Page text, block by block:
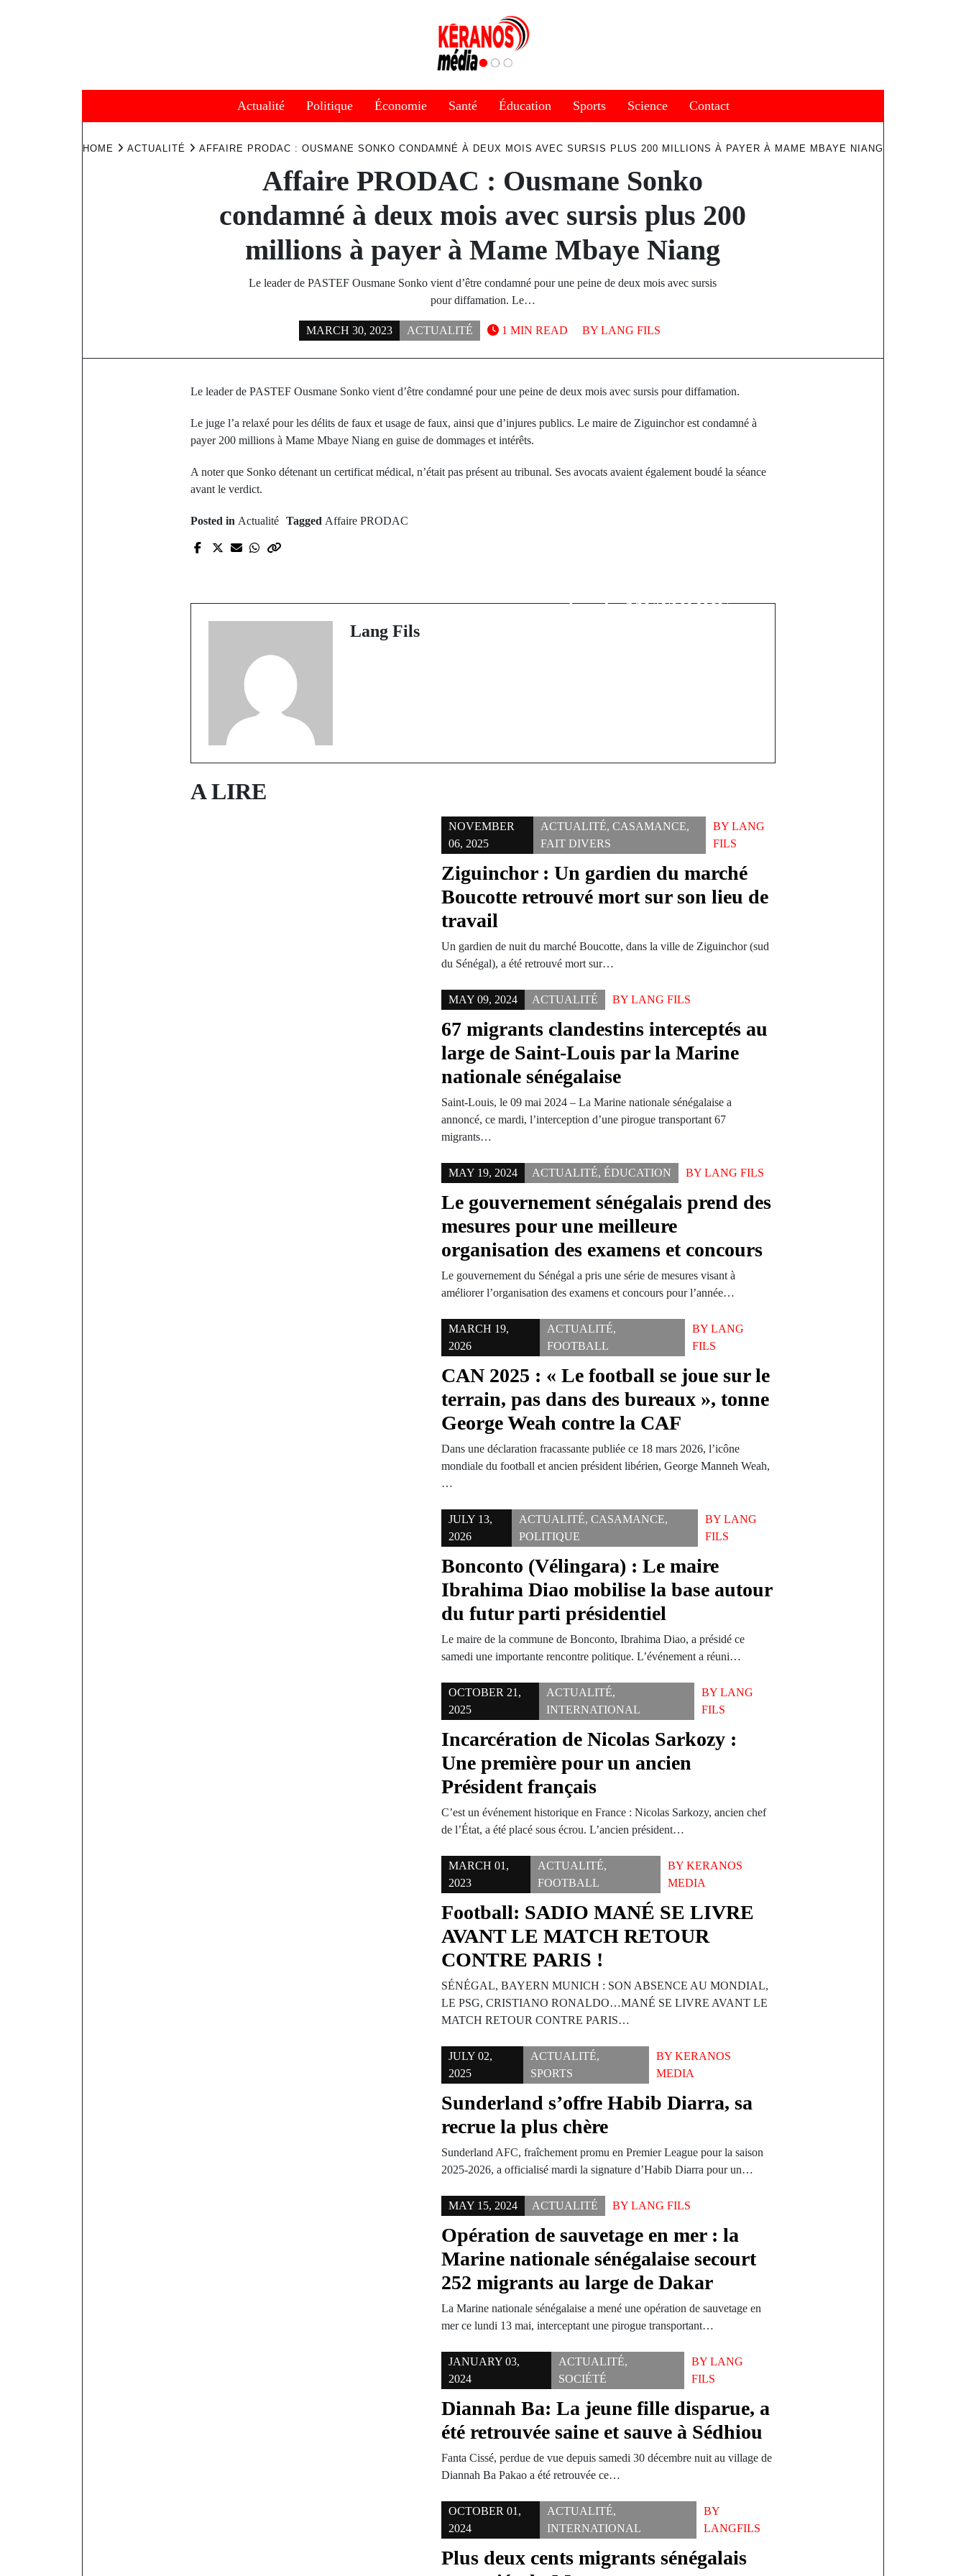
Actualité Politique Économie Santé Éducation Sports Science Contact
HOME ACTUALITÉ AFFAIRE PRODAC : OUSMANE SONKO CONDAMNÉ À DEUX MOIS AVEC SURSIS PLUS 200 MILLIONS À PAYER À MAME MBAYE NIANG
Affaire PRODAC : Ousmane Sonko
condamné à deux mois avec sursis plus 200
millions à payer à Mame Mbaye Niang
Le leader de PASTEF Ousmane Sonko vient d’être condamné pour une peine de deux mois avec sursis
pour diffamation. Le…
MARCH 30, 2023 ACTUALITÉ BY LANG FILS
1 MIN READ
Le leader de PASTEF Ousmane Sonko vient d’être condamné pour une peine de deux mois avec sursis pour diffamation.
Le juge l’a relaxé pour les délits de faux et usage de faux, ainsi que d’injures publics. Le maire de Ziguinchor est condamné à
payer 200 millions à Mame Mbaye Niang en guise de dommages et intérêts.
A noter que Sonko détenant un certificat médical, n’était pas présent au tribunal. Ses avocats avaient également boudé la séance
avant le verdict.
Posted in Actualité Tagged Affaire PRODAC
"
réactive la MÉTHODE
Lang Fils
A LIRE
NOVEMBER
06, 2025
ACTUALITÉ,CASAMANCE,
FAIT DIVERS
BY LANG
FILS
Ziguinchor : Un gardien du marché
Boucotte retrouvé mort sur son lieu de
travail
Un gardien de nuit du marché Boucotte, dans la ville de Ziguinchor (sud
du Sénégal), a été retrouvé mort sur…
MAY 09, 2024 ACTUALITÉ BYLANG FILS
67 migrants clandestins interceptés au
large de Saint-Louis par la Marine
nationale sénégalaise
Saint-Louis, le 09 mai 2024 – La Marine nationale sénégalaise a
annoncé, ce mardi, l’interception d’une pirogue transportant 67
migrants…
MAY 19, 2024 ACTUALITÉ,ÉDUCATION BYLANG FILS
Le gouvernement sénégalais prend des
mesures pour une meilleure
organisation des examens et concours
Le gouvernement du Sénégal a pris une série de mesures visant à
améliorer l’organisation des examens et concours pour l’année…
MARCH 19,
2026
ACTUALITÉ,
FOOTBALL
BY LANG
FILS
CAN 2025 : « Le football se joue sur le
terrain, pas dans des bureaux », tonne
George Weah contre la CAF
Dans une déclaration fracassante publiée ce 18 mars 2026, l’icône
mondiale du football et ancien président libérien, George Manneh Weah,
…
JULY 13,
2026
ACTUALITÉ,CASAMANCE,
POLITIQUE
BYLANG
FILS
Bonconto (Vélingara) : Le maire
Ibrahima Diao mobilise la base autour
du futur parti présidentiel
Le maire de la commune de Bonconto, Ibrahima Diao, a présidé ce
samedi une importante rencontre politique. L’événement a réuni…
OCTOBER 21,
2025
ACTUALITÉ,
INTERNATIONAL
BYLANG
FILS
Incarcération de Nicolas Sarkozy :
Une première pour un ancien
Président français
C’est un événement historique en France : Nicolas Sarkozy, ancien chef
de l’État, a été placé sous écrou. L’ancien président…
MARCH 01,
2023
ACTUALITÉ,
FOOTBALL
BYKERANOS
MEDIA
Football: SADIO MANÉ SE LIVRE
AVANT LE MATCH RETOUR
CONTRE PARIS !
SÉNÉGAL, BAYERN MUNICH : SON ABSENCE AU MONDIAL,
LE PSG, CRISTIANO RONALDO…MANÉ SE LIVRE AVANT LE
MATCH RETOUR CONTRE PARIS…
JULY 02,
2025
ACTUALITÉ,
SPORTS
BY KERANOS
MEDIA
Sunderland s’offre Habib Diarra, sa
recrue la plus chère
Sunderland AFC, fraîchement promu en Premier League pour la saison
2025-2026, a officialisé mardi la signature d’Habib Diarra pour un…
MAY 15, 2024 ACTUALITÉ BYLANG FILS
Opération de sauvetage en mer : la
Marine nationale sénégalaise secourt
252 migrants au large de Dakar
La Marine nationale sénégalaise a mené une opération de sauvetage en
mer ce lundi 13 mai, interceptant une pirogue transportant…
JANUARY 03,
2024
ACTUALITÉ,
SOCIÉTÉ
BY LANG
FILS
Diannah Ba: La jeune fille disparue, a
été retrouvée saine et sauve à Sédhiou
Fanta Cissé, perdue de vue depuis samedi 30 décembre nuit au village de
Diannah Ba Pakao a été retrouvée ce…
OCTOBER 01,
2024
ACTUALITÉ,
INTERNATIONAL
BY
LANGFILS
Plus deux cents migrants sénégalais